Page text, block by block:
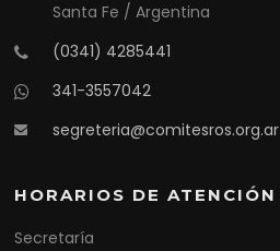
Santa Fe / Argentina
(0341) 4285441
341-3557042
segreteria@comitesros.org.ar
HORARIOS DE ATENCIÓN
Secretaría